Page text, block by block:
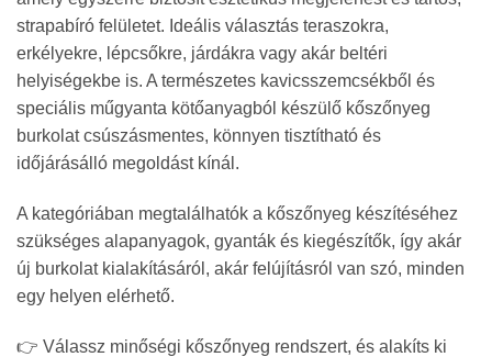
strapabíró felületet. Ideális választás teraszokra,
erkélyekre, lépcsőkre, járdákra vagy akár beltéri
helyiségekbe is. A természetes kavicsszemcsékből és
speciális műgyanta kötőanyagból készülő kőszőnyeg
burkolat csúszásmentes, könnyen tisztítható és
időjárásálló megoldást kínál.
A kategóriában megtalálhatók a kőszőnyeg készítéséhez
szükséges alapanyagok, gyanták és kiegészítők, így akár
új burkolat kialakításáról, akár felújításról van szó, minden
egy helyen elérhető.
👉 Válassz minőségi kőszőnyeg rendszert, és alakíts ki